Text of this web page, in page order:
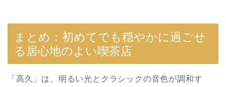
まとめ：初めてでも穏やかに過ごせ
る居心地のよい喫茶店
「高久」は、明るい光とクラシックの音色が調和す